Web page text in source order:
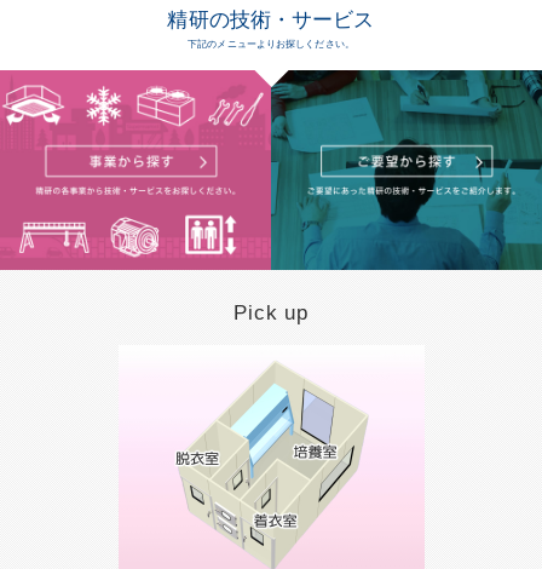
精研の技術・サービス
下記のメニューよりお探しください。
Pick up